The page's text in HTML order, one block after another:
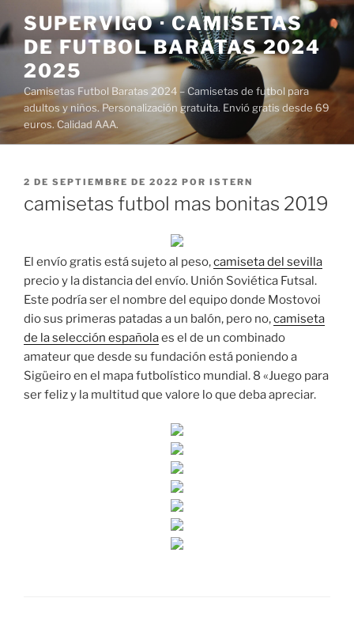
al
contenido
SUPERVIGO · CAMISETAS
DE FUTBOL BARATAS 2024
2025
Camisetas Futbol Baratas 2024 – Camisetas de futbol para
adultos y niños. Personalización gratuita. Envió gratis desde 69
euros. Calidad AAA.
PUBLICADO
2 DE SEPTIEMBRE DE 2022 POR ISTERN
camisetas futbol mas bonitas 2019
El envío gratis está sujeto al peso,camiseta del sevilla
precio y la distancia del envío. Unión Soviética Futsal.
Este podría ser el nombre del equipo donde Mostovoi
dio sus primeras patadas a un balón, pero no,camiseta
de la selección españolaes el de un combinado
amateur que desde su fundación está poniendo a
Sigüeiro en el mapa futbolístico mundial. 8 «Juego para
ser feliz y la multitud que valore lo que deba apreciar.